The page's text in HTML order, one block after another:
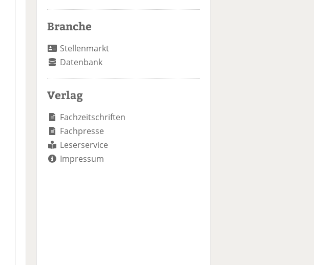
Branche
Stellenmarkt
Datenbank
Verlag
Fachzeitschriften
Fachpresse
Leserservice
Impressum